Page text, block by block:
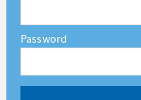
Password